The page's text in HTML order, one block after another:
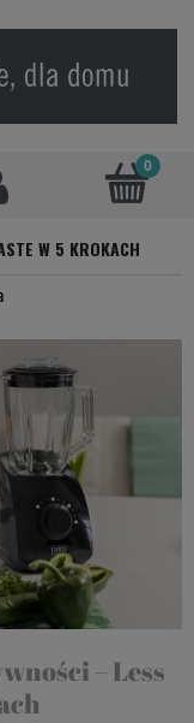
W 5 KROKACH
– Less